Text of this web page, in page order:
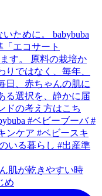
肌が乾きやすい時
め